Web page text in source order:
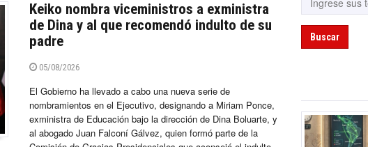
Keiko nombra viceministros a exministra
de Dina y al que recomendó indulto de su
padre
05/08/2026
El Gobierno ha llevado a cabo una nueva serie de
nombramientos en el Ejecutivo, designando a Miriam Ponce,
exministra de Educación bajo la dirección de Dina Boluarte, y
al abogado Juan Falconí Gálvez, quien formó parte de la
Buscar